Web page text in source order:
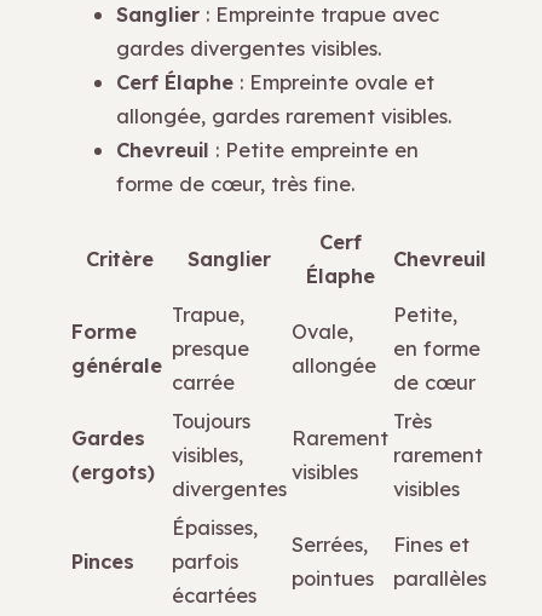
Sanglier : Empreinte trapue avec
gardes divergentes visibles.
Cerf Élaphe : Empreinte ovale et
allongée, gardes rarement visibles.
Chevreuil : Petite empreinte en
forme de cœur, très fine.
Critère Sanglier
Cerf
Élaphe
Chevreuil
Forme
générale
Trapue,
presque
carrée
Ovale,
allongée
Petite,
en forme
de cœur
Gardes
(ergots)
Toujours
visibles,
divergentes
Rarement
visibles
Très
rarement
visibles
Pinces
Épaisses,
parfois
écartées
Serrées,
pointues
Fines et
parallèles